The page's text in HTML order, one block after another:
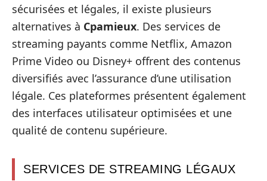
sécurisées et légales, il existe plusieurs
alternatives à Cpamieux. Des services de
streaming payants comme Netflix, Amazon
Prime Video ou Disney+ offrent des contenus
diversifiés avec l’assurance d’une utilisation
légale. Ces plateformes présentent également
des interfaces utilisateur optimisées et une
qualité de contenu supérieure.
SERVICES DE STREAMING LÉGAUX